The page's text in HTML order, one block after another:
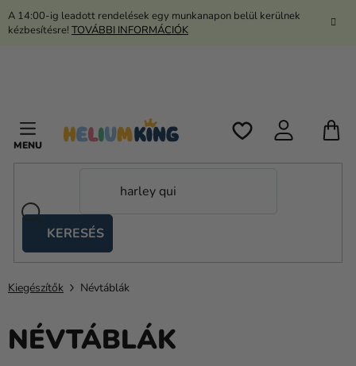
Ugrás
A 14:00-ig leadott rendelések egy munkanapon belül kerülnek
kézbesítésre! TOVÁBBI INFORMÁCIÓK
KERESÉS
sátrak
Kanekalon
Hélium
és
Kiegészítők Névtáblák
NÉVTÁBLÁK